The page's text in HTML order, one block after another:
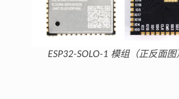
ESP32-SOLO-1 模组（正反面图